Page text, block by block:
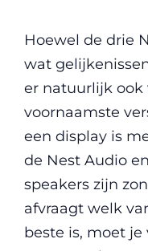
Hoewel de drie
wat
er natuurlijk ook
voornaamste
een display is
de Nest Audio
speakers zijn
afvraagt welk
beste is, moet